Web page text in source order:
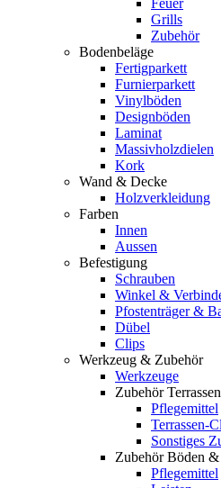
Grills
Zubehör
Bodenbeläge
Fertigparkett
Furnierparkett
Vinylböden
Designböden
Laminat
Massivholzdielen
Kork
Wand & Decke
Holzverkleidung
Farben
Innen
Aussen
Befestigung
Schrauben
Winkel &
Pfostenträger &
Dübel
Clips
Werkzeug & Zubehör
Werkzeuge
Zubehör Terrassen
Pflegemittel
Terrassen-
Sonstiges
Zubehör Böden
Pflegemittel